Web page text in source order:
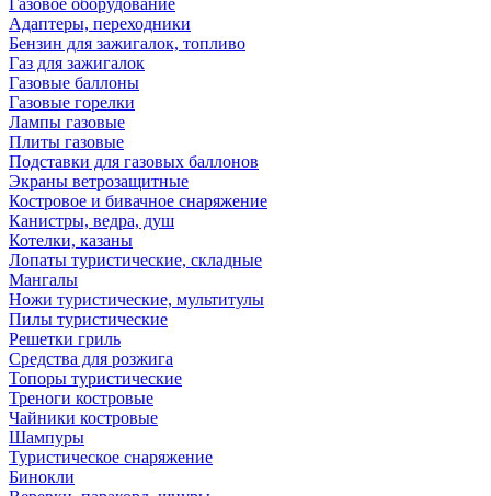
Газовое оборудование
Адаптеры, переходники
Бензин для зажигалок, топливо
Газ для зажигалок
Газовые баллоны
Газовые горелки
Лампы газовые
Плиты газовые
Подставки для газовых баллонов
Экраны ветрозащитные
Костровое и бивачное снаряжение
Канистры, ведра, душ
Котелки, казаны
Лопаты туристические, складные
Мангалы
Ножи туристические, мультитулы
Пилы туристические
Решетки гриль
Средства для розжига
Топоры туристические
Треноги костровые
Чайники костровые
Шампуры
Туристическое снаряжение
Бинокли